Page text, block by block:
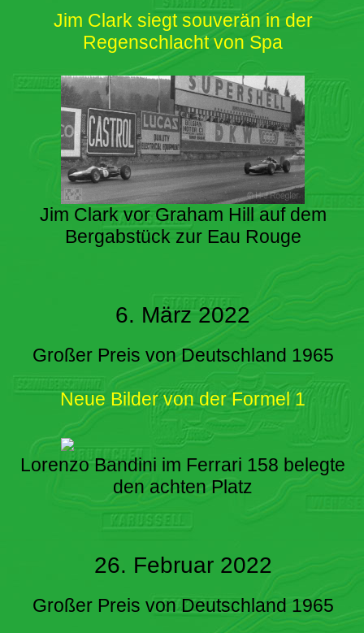
Jim Clark siegt souverän in der
Regenschlacht von Spa
Jim Clark vor Graham Hill auf dem
Bergabstück zur Eau Rouge
6. März 2022
Großer Preis von Deutschland 1965
Neue Bilder von der Formel 1
Lorenzo Bandini im Ferrari 158 belegte
den achten Platz
26. Februar 2022
Großer Preis von Deutschland 1965